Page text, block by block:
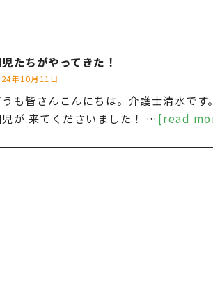
たちがやってきた！
年10月11日
うも皆さんこんにちは。介護士清水で
児が 来てくださいました！ … [read